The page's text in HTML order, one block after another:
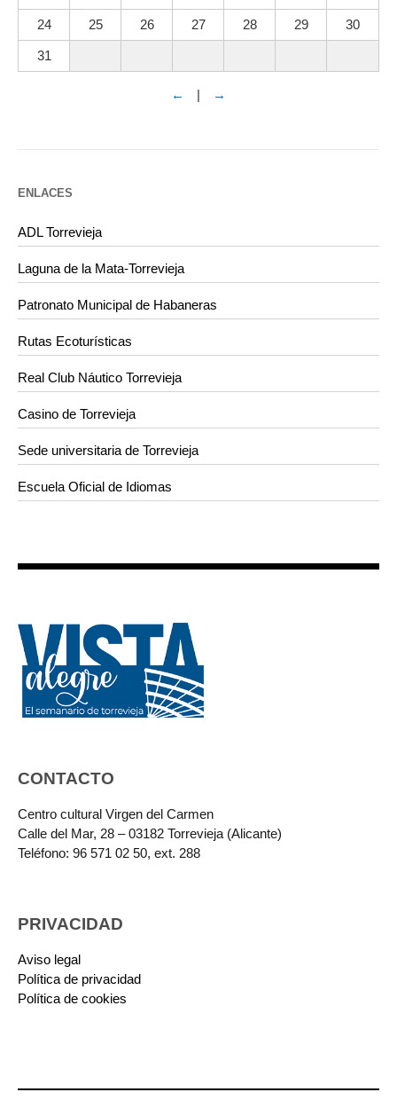
24 25 26 27 28 29 30
31
← | →
ENLACES
ADL Torrevieja
Laguna de la Mata-Torrevieja
Patronato Municipal de Habaneras
Rutas Ecoturísticas
Real Club Náutico Torrevieja
Casino de Torrevieja
Sede universitaria de Torrevieja
Escuela Oficial de Idiomas
CONTACTO
Centro cultural Virgen del Carmen
Calle del Mar, 28 – 03182 Torrevieja (Alicante)
Teléfono: 96 571 02 50, ext. 288
PRIVACIDAD
Aviso legal
Política de privacidad
Política de cookies